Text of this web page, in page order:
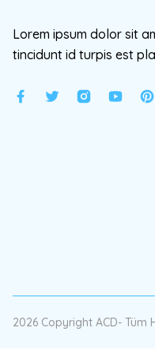
Lorem ipsum dolor sit
tincidunt id turpis est
2026 Copyright ACD- Tüm